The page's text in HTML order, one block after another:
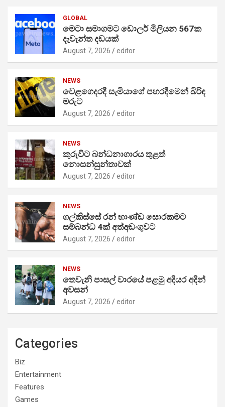
GLOBAL
මෙටා සමාගමට ඩොලර් මිලියන 567ක
දැවැන්ත දඩයක්
August 7, 2026 editor
NEWS
වෙළගෙදරදී සැමියාගේ පහරදීමෙන් බිරිඳ
මරුට
August 7, 2026 editor
NEWS
කුරුවිට බන්ධනාගාරය තුළත්
නොසන්සුන්තාවක්
August 7, 2026 editor
NEWS
ගල්කිස්සේ රන් භාණ්ඩ සොරකමට
සම්බන්ධ 4ක් අත්අඩංගුවට
August 7, 2026 editor
NEWS
තෙවැනි පාසල් වාරයේ පළමු අදියර අදින්
අවසන්
August 7, 2026 editor
Categories
Biz
Entertainment
Features
Games